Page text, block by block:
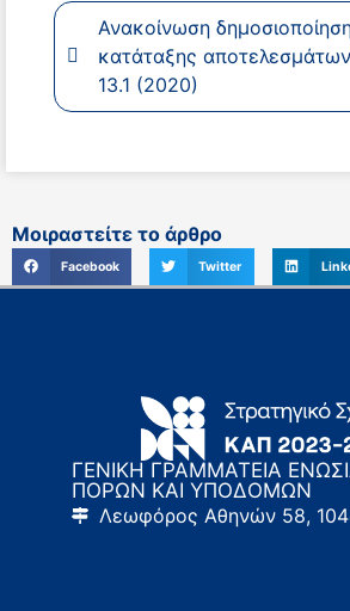
Ανακοίνωση
κατάταξης
13.1 (2020)
Μοιραστείτε το άρθρο
Facebook Twitter
ΓΕΝΙΚΗ ΓΡΑΜΜΑΤΕΙΑ
ΠΟΡΩΝ ΚΑΙ ΥΠΟΔΟΜΩΝ
Λεωφόρος Αθηνών 58,